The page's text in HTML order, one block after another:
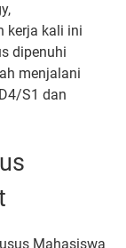
kerja kali ini
dipenuhi
menjalani
S1 dan
Mahasiswa